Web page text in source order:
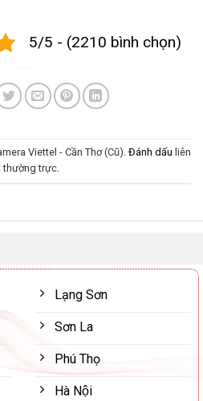
5/5 - (2210 bình chọn)
Viettel - Cần Thơ (Cũ). Đánh dấu liên
thường trực.
Lạng Sơn
Sơn La
Phú Thọ
Hà Nội